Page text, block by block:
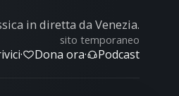
in diretta da Venezia.
sito temporaneo
· Dona ora· Podcast